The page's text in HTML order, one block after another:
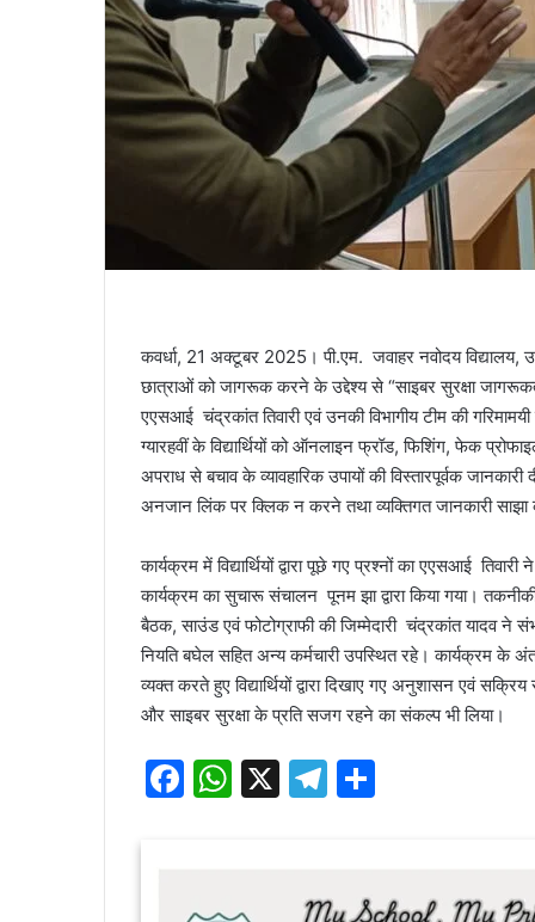
कवर्धा, 21 अक्टूबर 2025। पी.एम. जवाहर नवोदय विद्यालय,
छात्राओं को जागरूक करने के उद्देश्य से “साइबर सुरक्षा
एएसआई चंद्रकांत तिवारी एवं उनकी विभागीय टीम की
ग्यारहवीं के विद्यार्थियों को ऑनलाइन फ्रॉड, फिशिंग, फेक
अपराध से बचाव के व्यावहारिक उपायों की विस्तारपूर्वक
अनजान लिंक पर क्लिक न करने तथा व्यक्तिगत जानकारी
कार्यक्रम में विद्यार्थियों द्वारा पूछे गए प्रश्नों का एएसआई
कार्यक्रम का सुचारू संचालन पूनम झा द्वारा किया गया।
बैठक, साउंड एवं फोटोग्राफी की जिम्मेदारी चंद्रकांत यादव
नियति बघेल सहित अन्य कर्मचारी उपस्थित रहे। कार्यक्रम
व्यक्त करते हुए विद्यार्थियों द्वारा दिखाए गए अनुशासन एवं
और साइबर सुरक्षा के प्रति सजग रहने का संकल्प भी लिया।
F
W X
T
gr e